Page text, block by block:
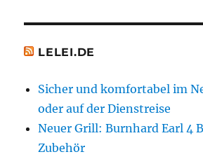
LELEI.DE
Sicher und komfortabel im
oder auf der Dienstreise
Neuer Grill: Burnhard Earl 4
Zubehör